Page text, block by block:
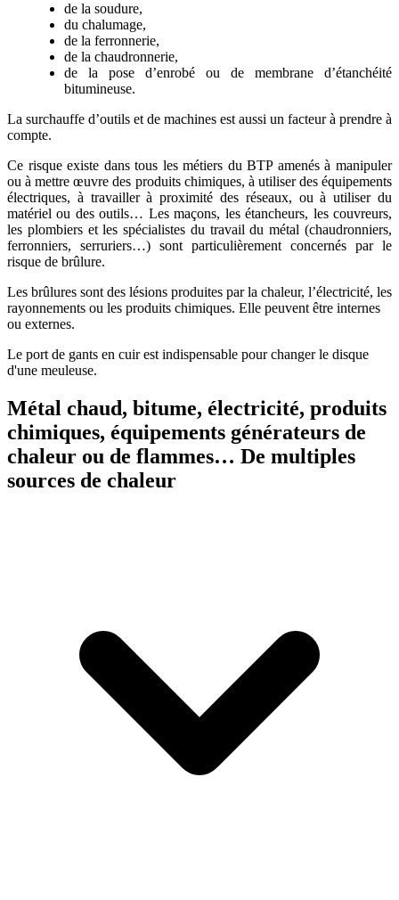
de la soudure,
du chalumage,
de la ferronnerie,
de la chaudronnerie,
de la pose d’enrobé ou de membrane d’étanchéité
bitumineuse.
La surchauffe d’outils et de machines est aussi un facteur à prendre à
compte.
Ce risque existe dans tous les métiers du BTP amenés à manipuler
ou à mettre œuvre des produits chimiques, à utiliser des équipements
électriques, à travailler à proximité des réseaux, ou à utiliser du
matériel ou des outils… Les maçons, les étancheurs, les couvreurs,
les plombiers et les spécialistes du travail du métal (chaudronniers,
ferronniers, serruriers…) sont particulièrement concernés par le
risque de brûlure.
Les brûlures sont des lésions produites par la chaleur, l’électricité, les
rayonnements ou les produits chimiques. Elle peuvent être internes
ou externes.
Le port de gants en cuir est indispensable pour changer le disque
d'une meuleuse.
Métal chaud, bitume, électricité, produits
chimiques, équipements générateurs de
chaleur ou de flammes… De multiples
sources de chaleur